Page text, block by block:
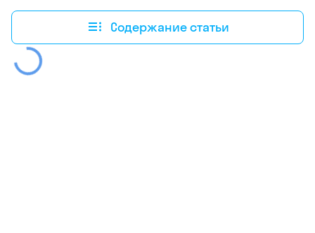
Содержание статьи